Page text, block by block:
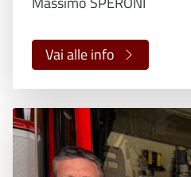
Vai alle info